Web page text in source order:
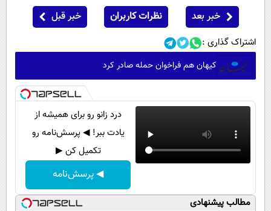
خبر بعد نظرات کاربران خبر قبل
اشتراک گذاری :
کیهان هم فراخوان حمله صادر کرد
درد زانو رو برای همیشه از
یادت ببر! ◀ پرسش‌نامه رو
تکمیل کن ▶
◀ پرسش‌نامه
مطالب پیشنهادی